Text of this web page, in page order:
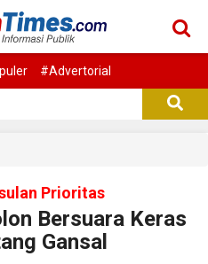
#Advertorial
Prioritas
Bersuara Keras
Gansal